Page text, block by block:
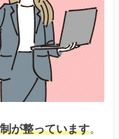
が整っています。